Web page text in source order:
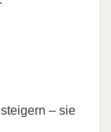
– sie